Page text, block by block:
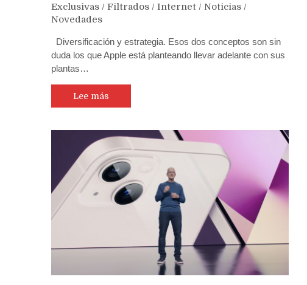
Exclusivas / Filtrados / Internet / Noticias /
Novedades
Diversificación y estrategia. Esos dos conceptos son sin
duda los que Apple está planteando llevar adelante con sus
plantas…
Lee más